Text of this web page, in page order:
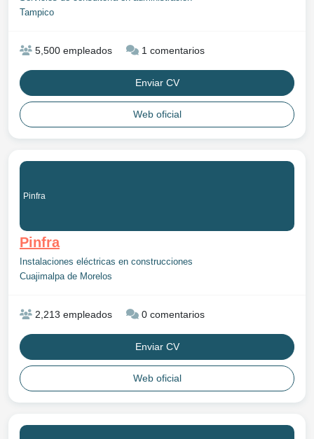
Tampico
5,500 empleados 1 comentarios
Enviar CV
Web oficial
Pinfra
Pinfra
Instalaciones eléctricas en construcciones
Cuajimalpa de Morelos
2,213 empleados 0 comentarios
Enviar CV
Web oficial